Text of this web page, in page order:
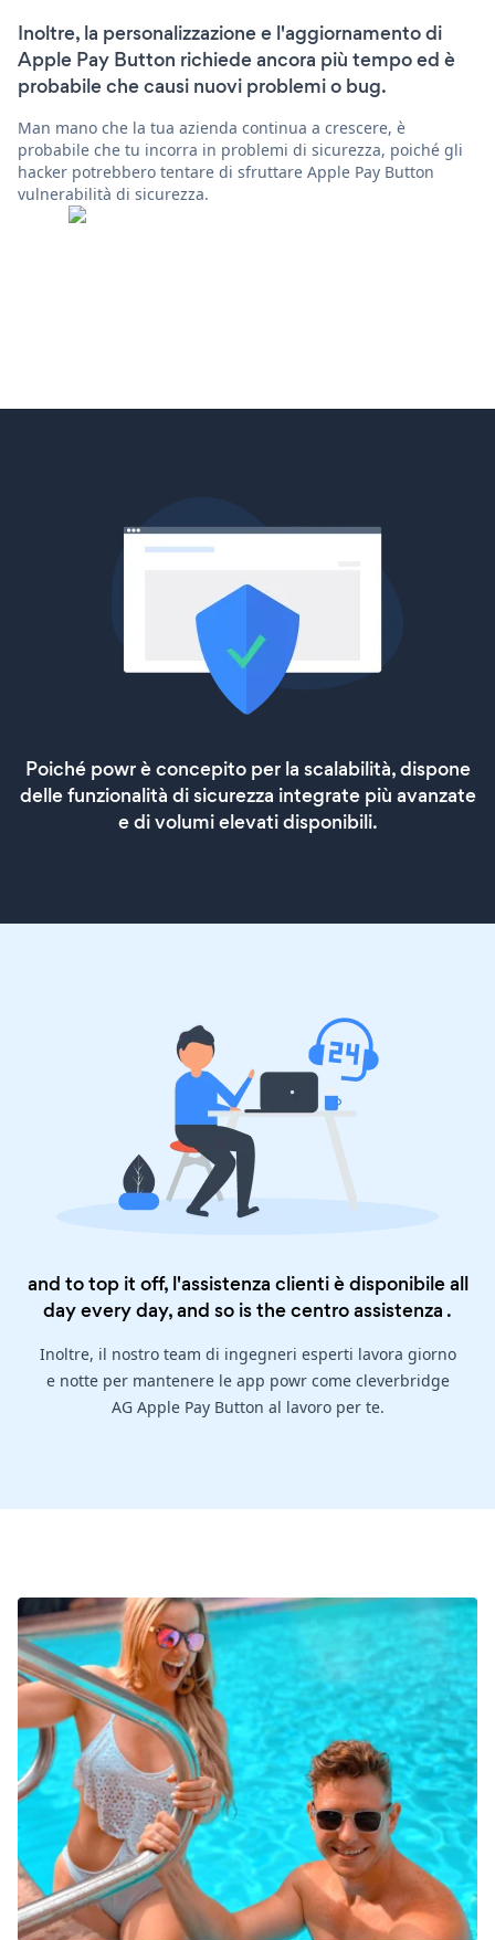
Inoltre, la personalizzazione e l'aggiornamento di
Apple Pay Button richiede ancora più tempo ed è
probabile che causi nuovi problemi o bug.
Man mano che la tua azienda continua a crescere, è
probabile che tu incorra in problemi di sicurezza, poiché gli
hacker potrebbero tentare di sfruttare Apple Pay Button
vulnerabilità di sicurezza.
Poiché powr è concepito per la scalabilità, dispone
delle funzionalità di sicurezza integrate più avanzate
e di volumi elevati disponibili.
and to top it off, l'assistenza clienti è disponibile all
day every day, and so is thecentro assistenza .
Inoltre, il nostro team di ingegneri esperti lavora giorno
e notte per mantenere le app powr come cleverbridge
AG Apple Pay Button al lavoro per te.